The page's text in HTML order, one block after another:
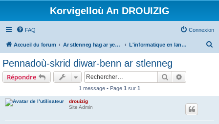
Korvigelloù An DROUIZIG
FAQ Connexion
Accueil du forum Ar stlenneg hag ar yezhoù bihan er bed a-bezh L'informatique en langues régionales et minoritaires
Pennadoù-skrid diwar-benn ar stlenneg
Répondre Rechercher
1 message • Page 1 sur 1
drouizig
Site Admin